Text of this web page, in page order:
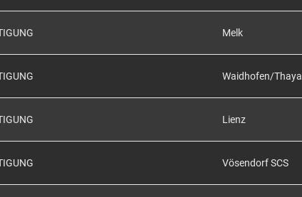
Melk
Waidhofen/Thaya
Lienz
Vösendorf SCS